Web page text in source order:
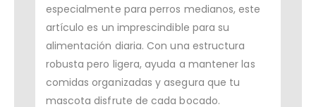
especialmente para perros medianos, este
artículo es un imprescindible para su
alimentación diaria. Con una estructura
robusta pero ligera, ayuda a mantener las
comidas organizadas y asegura que tu
mascota disfrute de cada bocado.